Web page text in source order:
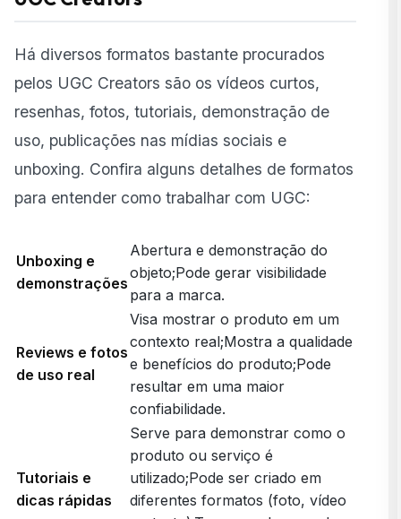
Há diversos formatos bastante procurados
pelos UGC Creators são os vídeos curtos,
resenhas, fotos, tutoriais, demonstração de
uso, publicações nas mídias sociais e
unboxing. Confira alguns detalhes de formatos
para entender como trabalhar com UGC:
Unboxing e
demonstrações
Abertura e demonstração do
objeto;Pode gerar visibilidade
para a marca.
Reviews e fotos
de uso real
Visa mostrar o produto em um
contexto real;Mostra a qualidade
e benefícios do produto;Pode
resultar em uma maior
confiabilidade.
Tutoriais e
dicas rápidas
Serve para demonstrar como o
produto ou serviço é
utilizado;Pode ser criado em
diferentes formatos (foto, vídeo